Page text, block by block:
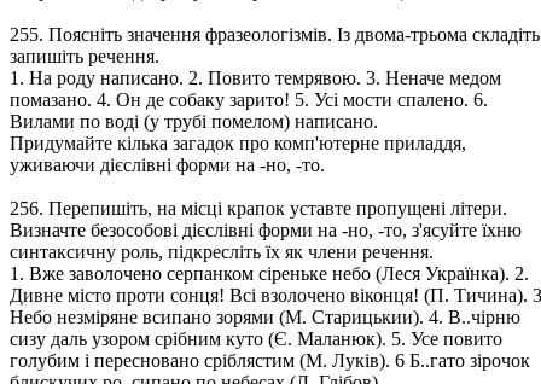
255. Поясніть значення фразеологізмів. Із двома-трьома складіть
запишіть речення.
1. На роду написано. 2. Повито темрявою. 3. Неначе медом
помазано. 4. Он де собаку зарито! 5. Усі мости спалено. 6.
Вилами по воді (у трубі помелом) написано.
Придумайте кілька загадок про комп'ютерне приладдя,
уживаючи дієслівні форми на -но, -то.
256. Перепишіть, на місці крапок уставте пропущені літери.
Визначте безособові дієслівні форми на -но, -то, з'ясуйте їхню
синтаксичну роль, підкресліть їх як члени речення.
1. Вже заволочено серпанком сіреньке небо (Леся Українка). 2.
Дивне місто проти сонця! Всі взолочено віконця! (П. Тичина).
Небо незміряне всипано зорями (М. Старицькии). 4. В..чірню
сизу даль узором срібним куто (Є. Маланюк). 5. Усе повито
голубим і пересновано сріблястим (М. Луків). 6 Б..гато зірочок